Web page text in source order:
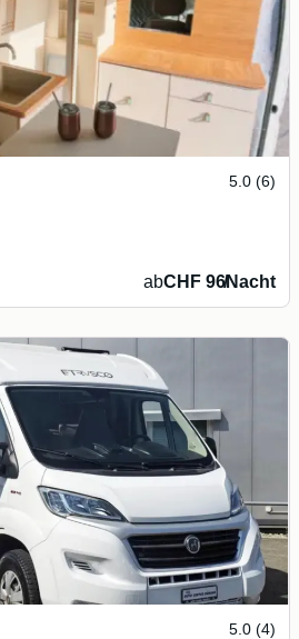
5.0 (6)
abCHF 96/Nacht
5.0 (4)